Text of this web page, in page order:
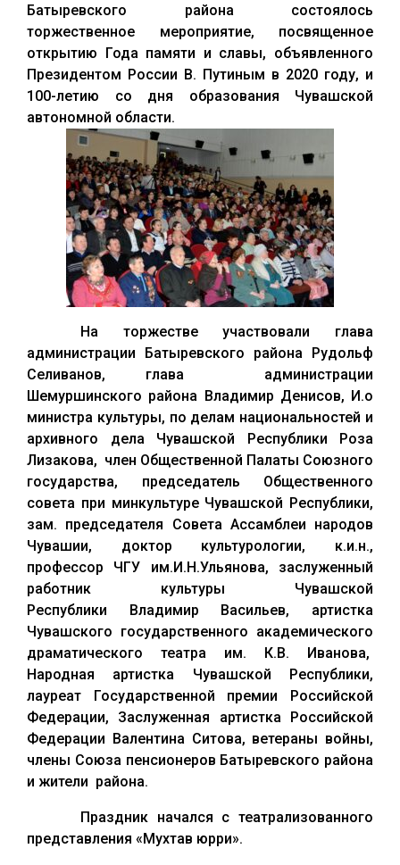
Батыревского района состоялось
торжественное мероприятие, посвященное
открытию Года памяти и славы, объявленного
Президентом России В. Путиным в 2020 году, и
100-летию со дня образования Чувашской
автономной области.
На торжестве участвовали глава
администрации Батыревского района Рудольф
Селиванов, глава администрации
Шемуршинского района Владимир Денисов, И.о
министра культуры, по делам национальностей и
архивного дела Чувашской Республики Роза
Лизакова, член Общественной Палаты Союзного
государства, председатель Общественного
совета при минкультуре Чувашской Республики,
зам. председателя Совета Ассамблеи народов
Чувашии, доктор культурологии, к.и.н.,
профессор ЧГУ им.И.Н.Ульянова, заслуженный
работник культуры Чувашской
Республики Владимир Васильев, артистка
Чувашского государственного академического
драматического театра им. К.В. Иванова,
Народная артистка Чувашской Республики,
лауреат Государственной премии Российской
Федерации, Заслуженная артистка Российской
Федерации Валентина Ситова, ветераны войны,
члены Союза пенсионеров Батыревского района
и жители района.
Праздник начался с театрализованного
представления «Мухтав юрри».